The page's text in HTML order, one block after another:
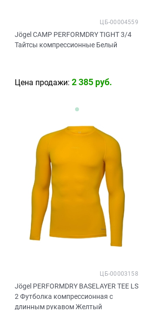
Jögel CAMP PERFORMDRY TIGHT 3/4
Тайтсы компрессионные Белый
ЦБ-00004559
Цена продажи: 2 385 руб.
Jögel PERFORMDRY BASELAYER TEE LS
2 Футболка компрессионная с
длинным рукавом Желтый
ЦБ-00003158